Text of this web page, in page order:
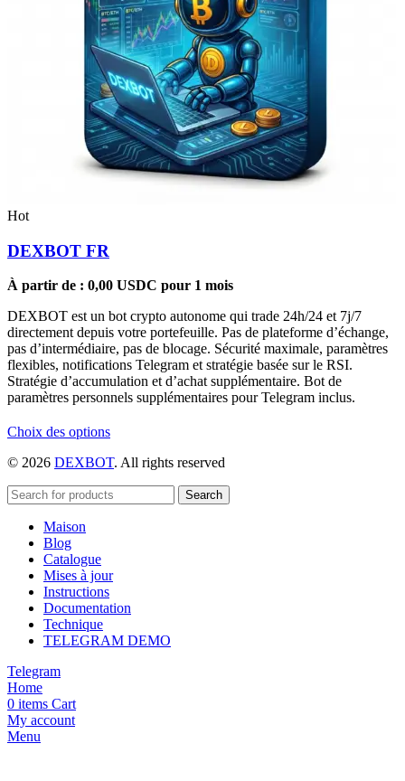
Hot
DEXBOT FR
À partir de : 0,00 USDC pour 1 mois
DEXBOT est un bot crypto autonome qui trade 24h/24 et 7j/7
directement depuis votre portefeuille. Pas de plateforme d’échange,
pas d’intermédiaire, pas de blocage. Sécurité maximale, paramètres
flexibles, notifications Telegram et stratégie basée sur le RSI.
Stratégie d’accumulation et d’achat supplémentaire. Bot de
paramètres personnels supplémentaires pour Telegram inclus.
Choix des optionsCe
a
variations.
choisies
la
du
© 2026 DEXBOT. All rights reserved
Search
Maison
Blog
Catalogue
Mises à jour
Instructions
Documentation
Technique
TELEGRAM DEMO
Telegram
Home
0 items Cart
My account
Menu